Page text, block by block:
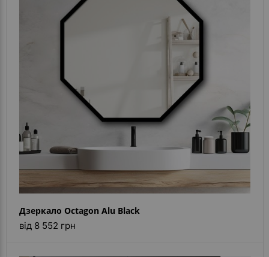
Дзеркало Octagon Alu Black
від 8 552 грн